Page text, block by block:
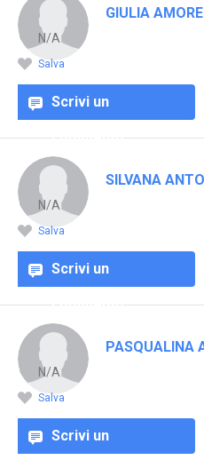
GIULIA AMORE
N/A
Salva
Scrivi un
commento
SILVANA
N/A
Salva
Scrivi un
commento
PASQUALINA
N/A
Salva
Scrivi un